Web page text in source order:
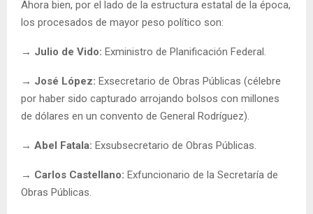
Ahora bien, por el lado de la estructura estatal de la época,
los procesados de mayor peso político son:
→ Julio de Vido: Exministro de Planificación Federal.
→ José López: Exsecretario de Obras Públicas (célebre
por haber sido capturado arrojando bolsos con millones
de dólares en un convento de General Rodríguez).
→ Abel Fatala: Exsubsecretario de Obras Públicas.
→ Carlos Castellano: Exfuncionario de la Secretaría de
Obras Públicas.